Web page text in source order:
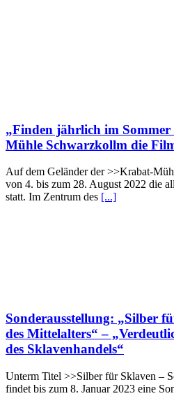
„Finden jährlich im
Mühle Schwarzkollm die
Auf dem Geländer der >>Krabat-
von 4. bis zum 28. August 2022 die
statt. Im Zentrum des [...]
Sonderausstellung: „Silber
des Mittelalters“ –
des Sklavenhandels“
Unterm Titel >>Silber für Sklaven –
findet bis zum 8. Januar 2023 eine